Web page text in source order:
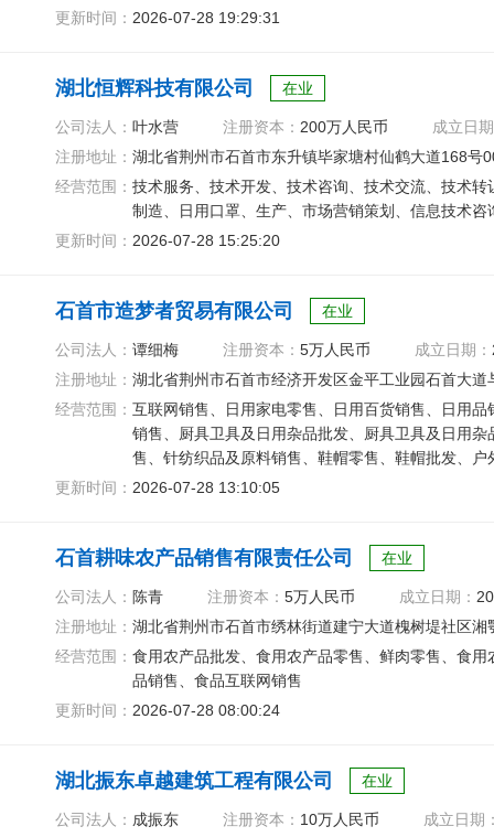
更新时间： 2026-07-28 19:29:31
湖北恒辉科技有限公司 在业
公司法人： 叶水营 注册资本： 200万人民币
成立日
注册地址： 湖北省荆州市石首市东升镇毕家塘村仙鹤大道168号
经营范围： 技术服务、技术开发、技术咨询、技术交流、技术
制造、日用口罩、生产、市场营销策划、信息技术
更新时间： 2026-07-28 15:25:20
石首市造梦者贸易有限公司 在业
公司法人： 谭细梅 注册资本： 5万人民币 成立日期：
注册地址： 湖北省荆州市石首市经济开发区金平工业园石首大
经营范围： 互联网销售、日用家电零售、日用百货销售、日用
销售、厨具卫具及日用杂品批发、厨具卫具及日用
售、针纺织品及原料销售、鞋帽零售、鞋帽批发、
物食品及用品零售
更新时间： 2026-07-28 13:10:05
石首耕味农产品销售有限责任公司 在业
公司法人： 陈青 注册资本： 5万人民币 成立日期：
注册地址： 湖北省荆州市石首市绣林街道建宁大道槐树堤社区
经营范围： 食用农产品批发、食用农产品零售、鲜肉零售、食
品销售、食品互联网销售
更新时间： 2026-07-28 08:00:24
湖北振东卓越建筑工程有限公司 在业
公司法人： 成振东 注册资本： 10万人民币
成立日期